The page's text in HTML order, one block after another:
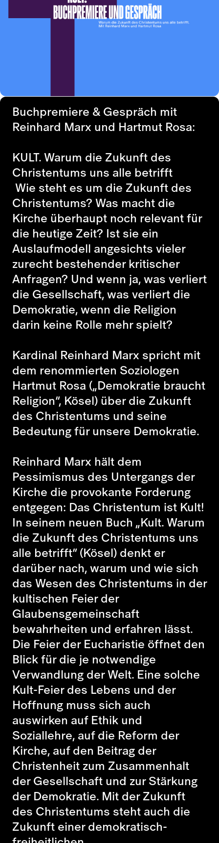
Buchpremiere & Gespräch mit
Reinhard Marx und Hartmut Rosa:
KULT. Warum die Zukunft des
Christentums uns alle betrifft
Wie steht es um die Zukunft des
Christentums? Was macht die
Kirche überhaupt noch relevant für
die heutige Zeit? Ist sie ein
Auslaufmodell angesichts vieler
zurecht bestehender kritischer
Anfragen? Und wenn ja, was verliert
die Gesellschaft, was verliert die
Demokratie, wenn die Religion
darin keine Rolle mehr spielt?
Kardinal Reinhard Marx spricht mit
dem renommierten Soziologen
Hartmut Rosa („Demokratie braucht
Religion“, Kösel) über die Zukunft
des Christentums und seine
Bedeutung für unsere Demokratie.
Reinhard Marx hält dem
Pessimismus des Untergangs der
Kirche die provokante Forderung
entgegen: Das Christentum ist Kult!
In seinem neuen Buch „Kult. Warum
die Zukunft des Christentums uns
alle betrifft“(Kösel) denkt er
darüber nach, warum und wie sich
das Wesen des Christentums in der
kultischen Feier der
Glaubensgemeinschaft
bewahrheiten und erfahren lässt.
Die Feier der Eucharistie öffnet den
Blick für die je notwendige
Verwandlung der Welt. Eine solche
Kult-Feier des Lebens und der
Hoffnung muss sich auch
auswirken auf Ethik und
Soziallehre, auf die Reform der
Kirche, auf den Beitrag der
Christenheit zum Zusammenhalt
der Gesellschaft und zur Stärkung
der Demokratie. Mit der Zukunft
des Christentums steht auch die
Zukunft einer demokratisch-